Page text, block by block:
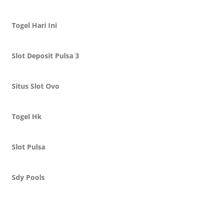
Togel Hari Ini
Slot Deposit Pulsa 3
Situs Slot Ovo
Togel Hk
Slot Pulsa
Sdy Pools